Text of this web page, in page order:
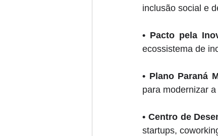
inclusão social e
• Pacto pela
ecossistema de
• Plano Paraná
para modernizar
• Centro de
startups,